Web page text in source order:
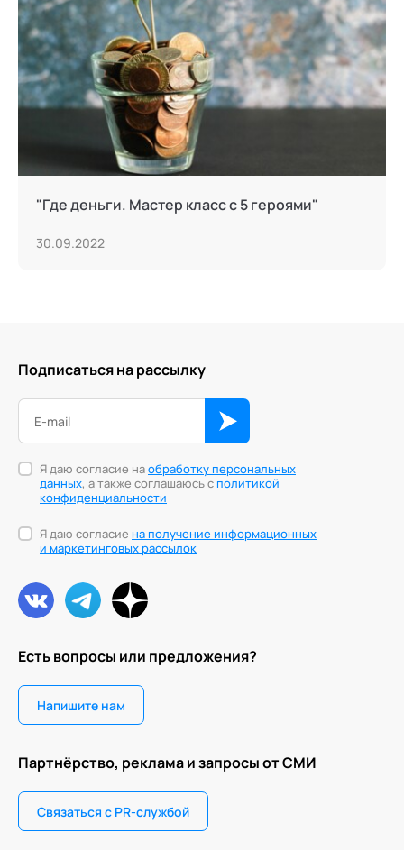
"Где деньги. Мастер класс с 5 героями"
30.09.2022
Есть вопросы или предложения?
Напишите нам
Партнёрство, реклама и запросы от СМИ
Связаться с PR-службой
Подписаться на рассылку
Я даю согласие наобработку персональных
данных, а также соглашаюсь сполитикой
конфиденциальности
Я даю согласие на получение информационных
и маркетинговых рассылок